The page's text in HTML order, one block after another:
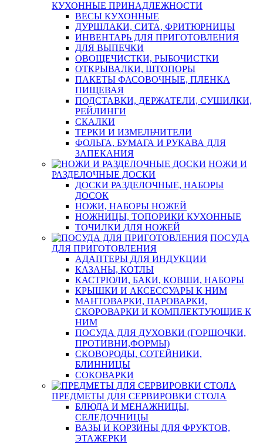
КУХОННЫЕ ПРИНАДЛЕЖНОСТИ
ВЕСЫ КУХОННЫЕ
ДУРШЛАКИ, СИТА, ФРИТЮРНИЦЫ
ИНВЕНТАРЬ ДЛЯ ПРИГОТОВЛЕНИЯ
ДЛЯ ВЫПЕЧКИ
ОВОЩЕЧИСТКИ, РЫБОЧИСТКИ
ОТКРЫВАЛКИ, ШТОПОРЫ
ПАКЕТЫ ФАСОВОЧНЫЕ, ПЛЕНКА
ПИЩЕВАЯ
ПОДСТАВКИ, ДЕРЖАТЕЛИ, СУШИЛКИ,
РЕЙЛИНГИ
СКАЛКИ
ТЕРКИ И ИЗМЕЛЬЧИТЕЛИ
ФОЛЬГА, БУМАГА И РУКАВА ДЛЯ
ЗАПЕКАНИЯ
НОЖИ И
РАЗДЕЛОЧНЫЕ ДОСКИ
ДОСКИ РАЗДЕЛОЧНЫЕ, НАБОРЫ
ДОСОК
НОЖИ, НАБОРЫ НОЖЕЙ
НОЖНИЦЫ, ТОПОРИКИ КУХОННЫЕ
ТОЧИЛКИ ДЛЯ НОЖЕЙ
ПОСУДА
ДЛЯ ПРИГОТОВЛЕНИЯ
АДАПТЕРЫ ДЛЯ ИНДУКЦИИ
КАЗАНЫ, КОТЛЫ
КАСТРЮЛИ, БАКИ, КОВШИ, НАБОРЫ
КРЫШКИ И АКСЕССУАРЫ К НИМ
МАНТОВАРКИ, ПАРОВАРКИ,
СКОРОВАРКИ И КОМПЛЕКТУЮЩИЕ К
НИМ
ПОСУДА ДЛЯ ДУХОВКИ (ГОРШОЧКИ,
ПРОТИВНИ,ФОРМЫ)
СКОВОРОДЫ, СОТЕЙНИКИ,
БЛИННИЦЫ
СОКОВАРКИ
ПРЕДМЕТЫ ДЛЯ СЕРВИРОВКИ СТОЛА
БЛЮДА И МЕНАЖНИЦЫ,
СЕЛЕДОЧНИЦЫ
ВАЗЫ И КОРЗИНЫ ДЛЯ ФРУКТОВ,
ЭТАЖЕРКИ